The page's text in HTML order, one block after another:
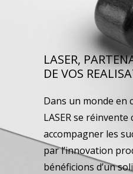
LASER,
DE VOS
Dans un monde en
LASER se
accompagner les
par l’innovation
bénéficions d’un